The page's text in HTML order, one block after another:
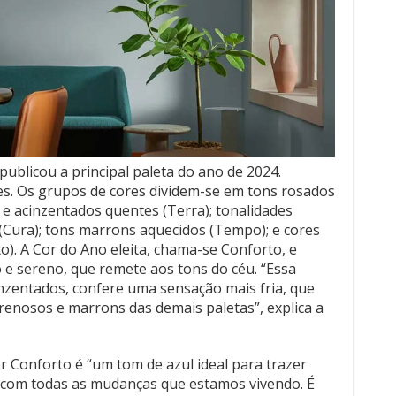
a principal paleta do ano de 2024.
Os grupos de cores dividem-se em tons rosados
acinzentados quentes (Terra); tonalidades
tons marrons aquecidos (Tempo); e cores
A Cor do Ano eleita, chama-se Conforto, e
sereno, que remete aos tons do céu. “Essa
confere uma sensação mais fria, que
e marrons das demais paletas”, explica a
Conforto é “um tom de azul ideal para trazer
todas as mudanças que estamos vivendo. É